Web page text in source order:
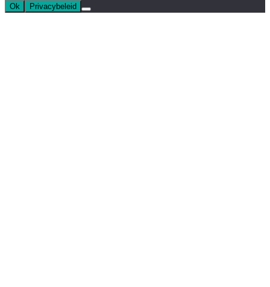
Ok Privacybeleid